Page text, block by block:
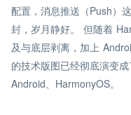
配置，消息推送（Push）
封，岁月静好。 但随着
及与底层剥离，加上
的技术版图已经彻底演变成
Android、HarmonyOS。